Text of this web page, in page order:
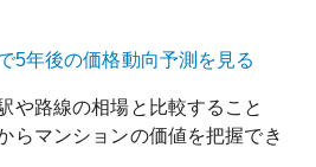
5年後の価格動向予測を見る
や路線の相場と比較すること
らマンションの価値を把握でき